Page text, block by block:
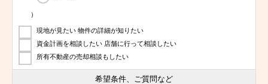
）
現地が見たい 物件の詳細が知りたい
資金計画を相談したい 店舗に行って相談したい
所有不動産の売却相談もしたい
希望条件、ご質問など